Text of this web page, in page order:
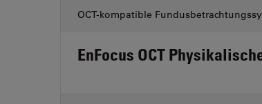
OCT-kompatible
EnFocus OCT